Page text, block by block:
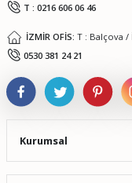
T : 0216 606 06 46
İZMİR OFİS: T : Balçova
0530 381 24 21
Kurumsal